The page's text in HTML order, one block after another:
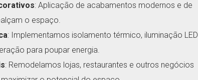
: Aplicação de acabamentos modernos e de
o espaço.
: Implementamos isolamento térmico, iluminação LED
para poupar energia.
: Remodelamos lojas, restaurantes e outros negócios